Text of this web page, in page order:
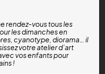
rendez-vous tous les
les dimanches en
cyanotype, diorama… il
votre atelier d’art
vos enfants pour
!